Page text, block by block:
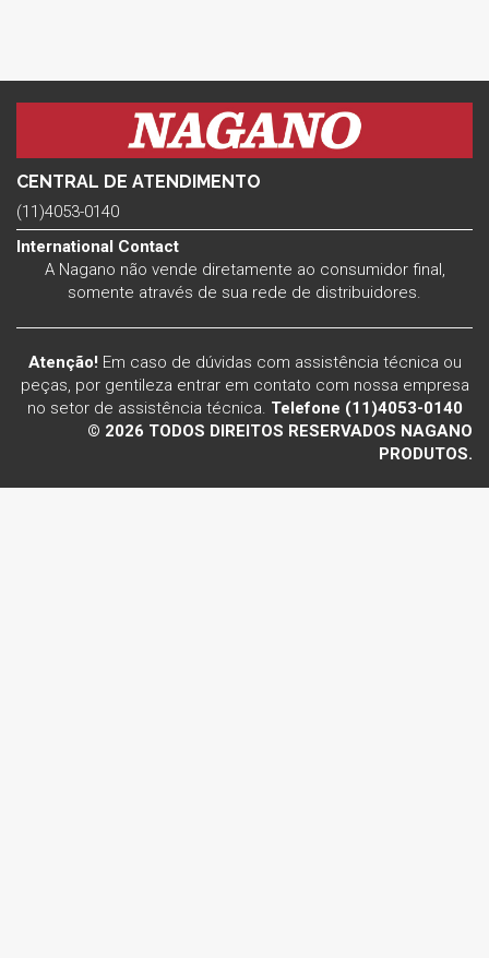
CENTRAL DE ATENDIMENTO
(11)4053-0140
International Contact
A Nagano não vende diretamente ao consumidor final,
somente através de sua rede de distribuidores.
Atenção! Em caso de dúvidas com assistência técnica ou
peças, por gentileza entrar em contato com nossa empresa
no setor de assistência técnica. Telefone (11)4053-0140
© 2026 TODOS DIREITOS RESERVADOS NAGANO
PRODUTOS.